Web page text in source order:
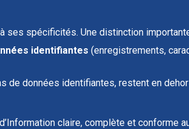
ses spécificités. Une distinction
identifiantes (enregistrements,
de données identifiantes, restent en
claire, complète et conforme